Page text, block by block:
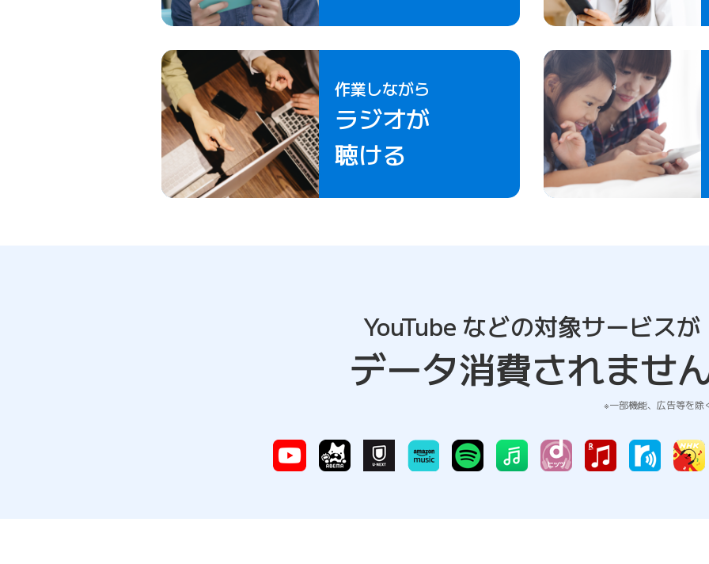
作業しながら
ラジオが
聴ける
YouTube などの対象サービスが
データ消費されませ
一部機能、広告等を除